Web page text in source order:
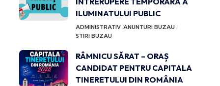
ILUMINATULUI PUBLIC
ADMINISTRATIV ANUNTURI BUZAU
STIRI BUZAU
RÂMNICU SĂRAT – ORAȘ
CANDIDAT PENTRU CAPITALA
TINERETULUI DIN ROMÂNIA